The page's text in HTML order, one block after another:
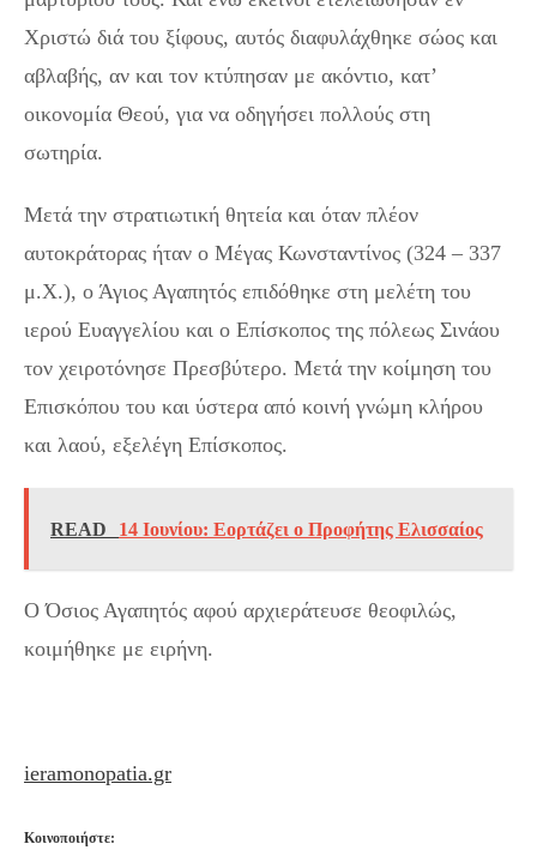
Χριστώ διά του ξίφους, αυτός διαφυλάχθηκε σώος και
αβλαβής, αν και τον κτύπησαν με ακόντιο, κατ’
οικονομία Θεού, για να οδηγήσει πολλούς στη
σωτηρία.
Μετά την στρατιωτική θητεία και όταν πλέον
αυτοκράτορας ήταν ο Μέγας Κωνσταντίνος (324 – 337
μ.Χ.), ο Άγιος Αγαπητός επιδόθηκε στη μελέτη του
ιερού Ευαγγελίου και ο Επίσκοπος της πόλεως Σινάου
τον χειροτόνησε Πρεσβύτερο. Μετά την κοίμηση του
Επισκόπου του και ύστερα από κοινή γνώμη κλήρου
και λαού, εξελέγη Επίσκοπος.
READ 14 Ιουνίου: Εορτάζει ο Προφήτης Ελισσαίος
Ο Όσιος Αγαπητός αφού αρχιεράτευσε θεοφιλώς,
κοιμήθηκε με ειρήνη.
ieramonopatia.gr
Κοινοποιήστε: